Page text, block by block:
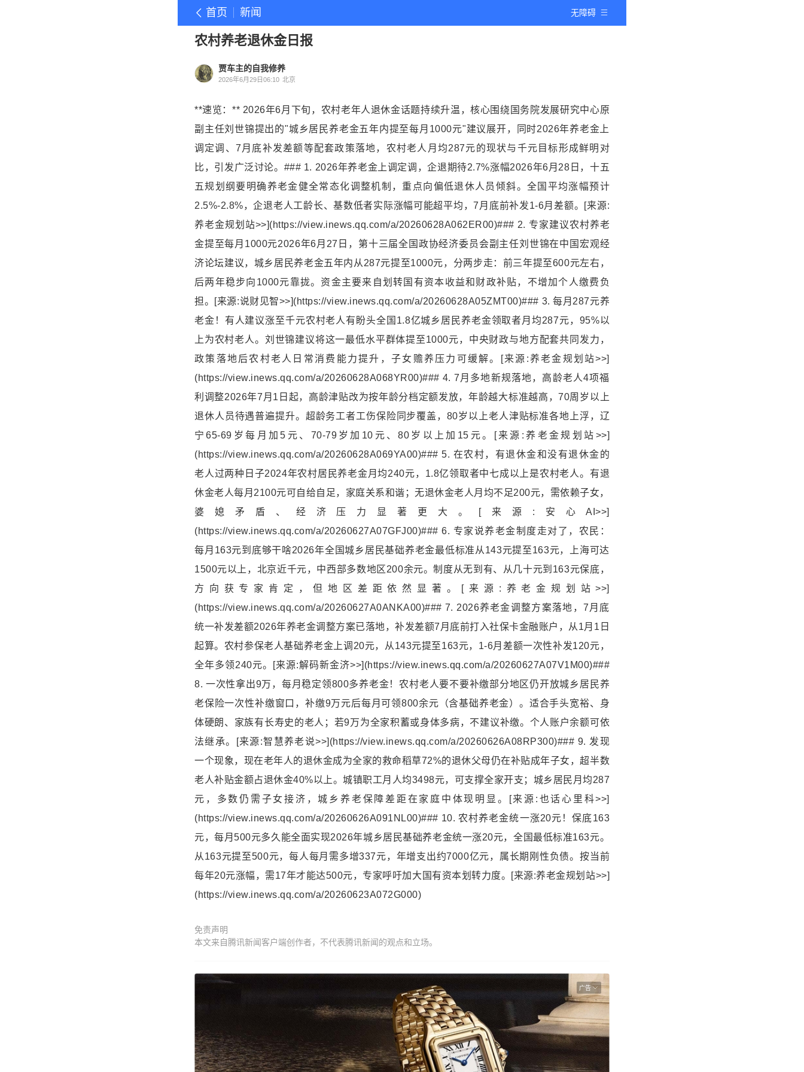
首页 新闻 无障碍
农村养老退休金日报
贾车主的自我修养
2026年6月29日06:10 北京
**速览：** 2026年6月下旬，农村老年人退休金话题持续升温，核心围绕国务院发展研究中心原
副主任刘世锦提出的"城乡居民养老金五年内提至每月1000元"建议展开，同时2026年养老金上
调定调、7月底补发差额等配套政策落地，农村老人月均287元的现状与千元目标形成鲜明对
比，引发广泛讨论。### 1. 2026年养老金上调定调，企退期待2.7%涨幅2026年6月28日，十五
五规划纲要明确养老金健全常态化调整机制，重点向偏低退休人员倾斜。全国平均涨幅预计
2.5%-2.8%，企退老人工龄长、基数低者实际涨幅可能超平均，7月底前补发1-6月差额。[来源:
养老金规划站>>](https://view.inews.qq.com/a/20260628A062ER00)### 2. 专家建议农村养老
金提至每月1000元2026年6月27日，第十三届全国政协经济委员会副主任刘世锦在中国宏观经
济论坛建议，城乡居民养老金五年内从287元提至1000元，分两步走：前三年提至600元左右，
后两年稳步向1000元靠拢。资金主要来自划转国有资本收益和财政补贴，不增加个人缴费负
担。[来源:说财见智>>](https://view.inews.qq.com/a/20260628A05ZMT00)### 3. 每月287元养
老金！有人建议涨至千元农村老人有盼头全国1.8亿城乡居民养老金领取者月均287元，95%以
上为农村老人。刘世锦建议将这一最低水平群体提至1000元，中央财政与地方配套共同发力，
政策落地后农村老人日常消费能力提升，子女赡养压力可缓解。[来源:养老金规划站>>]
(https://view.inews.qq.com/a/20260628A068YR00)### 4. 7月多地新规落地，高龄老人4项福
利调整2026年7月1日起，高龄津贴改为按年龄分档定额发放，年龄越大标准越高，70周岁以上
退休人员待遇普遍提升。超龄务工者工伤保险 同步覆盖，80岁以上老人津贴标准各地上浮，辽
宁65-69岁每月加5元、70-79岁加10元、80岁以上加15元。[来源:养老金规划站>>]
(https://view.inews.qq.com/a/20260628A069YA00)### 5. 在农村，有退休金和没有退休金的
老人过两种日子2024年农村居民养老金月均240元，1.8亿领取者中七成以上是农村老人。有退
休金老人每月2100元可自给自足，家庭关系和谐；无退休金老人月均不足200元，需依赖子女，
婆媳矛盾、经济压力显著更大。[来源:安心AI>>]
(https://view.inews.qq.com/a/20260627A07GFJ00)### 6. 专家说养老金制度走对了，农民：
每月163元到底够干啥2026年全国城乡居民基础养老金最低标准从143元提至163元，上海可达
1500元以上，北京近千元，中西部多数地区200余元。制度从无到有、从几十元到163元保底，
方向获专家肯定，但地区差距依然显著。[来源:养老金规划站>>]
(https://view.inews.qq.com/a/20260627A0ANKA00)### 7. 2026养老金调整方案落地，7月底
统一补发差额2026年养老金调整方案已落地，补发差额7月底前打入社保卡金融账户，从1月1日
起算。农村参保老人基础养老金上调20元，从143元提至163元，1-6月差额一次性补发120元，
全年多领240元。[来源:解码新金济>>](https://view.inews.qq.com/a/20260627A07V1M00)###
8. 一次性拿出9万，每月稳定领800多养老金！农村老人要不要补缴部分地区仍开放城乡居民养
老保险一次性补缴窗口，补缴9万元后每月可领800余元（含基础养老金）。适合手头宽裕、身
体硬朗、家族有长寿史的老人；若9万为全家积蓄或身体多病，不建议补缴。个人账户余额可依
法继承。[来源:智慧养老说>>](https://view.inews.qq.com/a/20260626A08RP300)### 9. 发现
一个现象，现在老年人的退休金成为全家的救命稻草72%的退休父母仍在补贴成年子女，超半数
老人补贴金额占退休金40%以上。城镇职工月人均3498元，可支撑全家开支；城乡居民月均287
元，多数仍需子女接济，城乡养老保障差距在家庭中体现明显。[来源:也话心里科>>]
(https://view.inews.qq.com/a/20260626A091NL00)### 10. 农村养老金统一涨20元！保底163
元，每月500元多久能全面实现2026年城乡居民基础养老金统一涨20元，全国最低标准163元。
从163元提至500元，每人每月需多增337元，年增支出约7000亿元，属长期刚性负债。按当前
每年20元涨幅，需17年才能达500元，专家呼吁加大国有资本划转力度。[来源:养老金规划站>>]
(https://view.inews.qq.com/a/20260623A072G000)
免责声明
本文来自腾讯新闻客户端创作者，不代表腾讯新闻的观点和立场。
广告